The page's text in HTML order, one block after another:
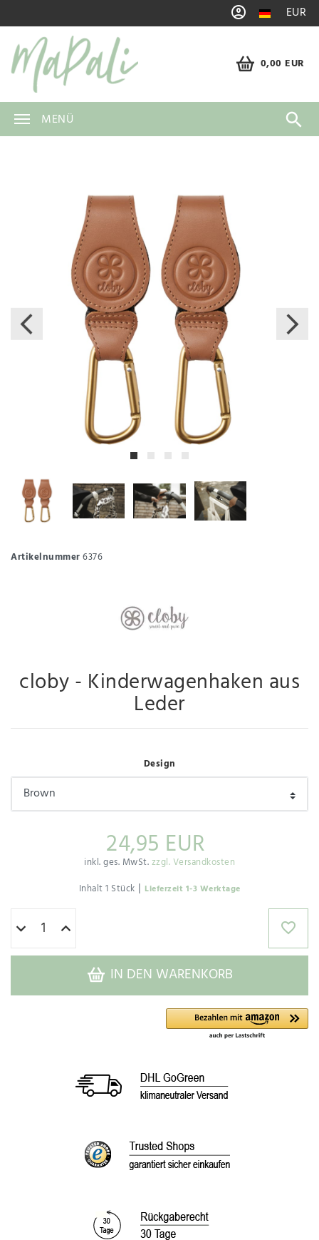
EUR
0,00 EUR
MENÜ
Artikelnummer6376
cloby - Kinderwagenhaken aus
Leder
Design
24,95 EUR
inkl. ges. MwSt.zzgl. Versandkosten
Inhalt1 Stück | Lieferzeit 1-3 Werktage
IN DEN WARENKORB